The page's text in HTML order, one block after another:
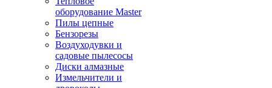
оборудование Master
Пилы цепные
Бензорезы
Воздуходувки и
садовые пылесосы
Диски алмазные
Измельчители и